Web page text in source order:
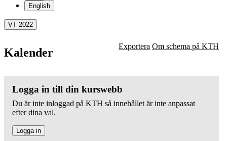
English
VT 2022
Kalender Exportera Om schema på KTH
Logga in till din kurswebb
Du är inte inloggad på KTH så innehållet är inte anpassat
efter dina val.
Logga in